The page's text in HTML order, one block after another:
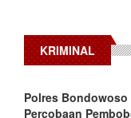
KRIMINAL
Polres Bondowoso
Percobaan